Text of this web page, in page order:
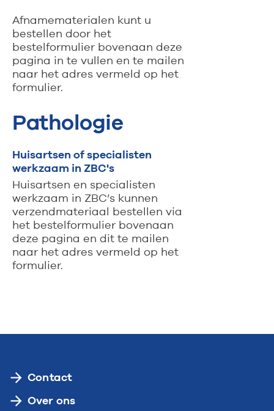
Afnamematerialen kunt u
bestellen door het
bestelformulier bovenaan deze
pagina in te vullen en te mailen
naar het adres vermeld op het
formulier.
Pathologie
Huisartsen of specialisten
werkzaam in ZBC's
Huisartsen en specialisten
werkzaam in ZBC’s kunnen
verzendmateriaal bestellen via
het bestelformulier bovenaan
deze pagina en dit te mailen
naar het adres vermeld op het
formulier.
Contact
Over ons